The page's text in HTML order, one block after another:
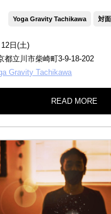
Yoga Gravity Tachikawa 対面
日(土)
都立川市柴崎町3-9-18-202
Gravity Tachikawa
READ MORE